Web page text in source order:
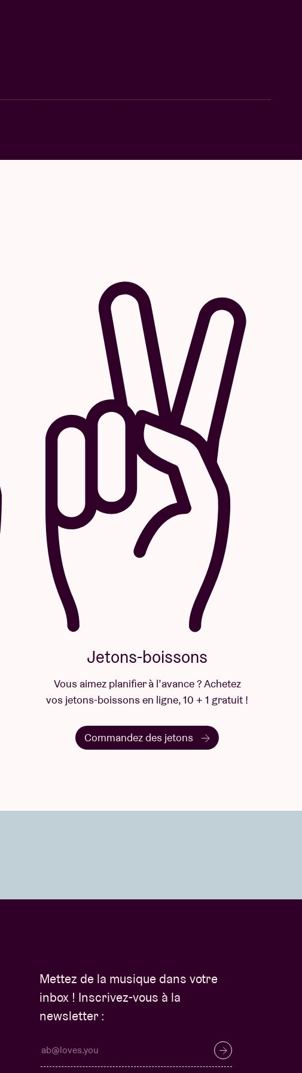
Jetons-boissons
Vous aimez planifier à l’avance ? Achetez
vos jetons-boissons en ligne, 10 + 1 gratuit !
Commandez des jetons
Mettez de la musique dans votre
inbox ! Inscrivez-vous à la
newsletter :